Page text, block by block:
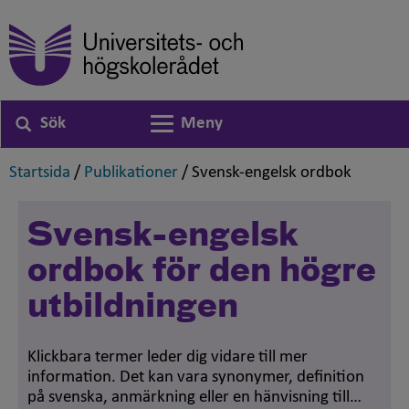
Sök
Växla navigering
Meny
Startsida ,
/ Publikationer ,
/ Svensk-engelsk ordbok
Svensk-engelsk
ordbok för den högre
utbildningen
Klickbara termer leder dig vidare till mer
information. Det kan vara synonymer, definition
på svenska, anmärkning eller en hänvisning till